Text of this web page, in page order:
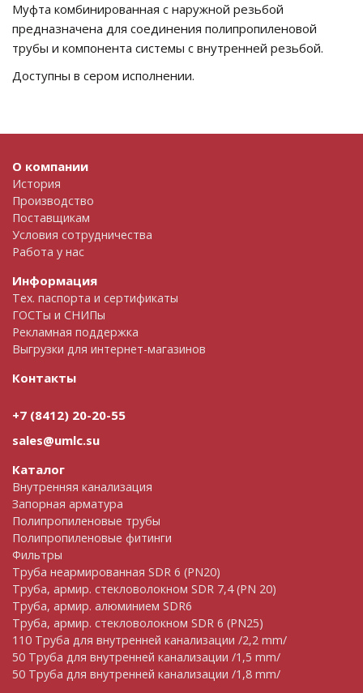
Муфта комбинированная с наружной резьбой
предназначена для соединения полипропиленовой
трубы и компонента системы с внутренней резьбой.
Доступны в сером исполнении.
О компании
История
Производство
Поставщикам
Условия сотрудничества
Работа у нас
Информация
Тех. паспорта и сертификаты
ГОСТы и СНИПы
Рекламная поддержка
Выгрузки для интернет-магазинов
Контакты
+7 (8412) 20-20-55
sales@umlc.su
Каталог
Внутренняя канализация
Запорная арматура
Полипропиленовые трубы
Полипропиленовые фитинги
Фильтры
Труба неармированная SDR 6 (PN20)
Труба, армир. cтекловолокном SDR 7,4 (PN 20)
Труба, армир. алюминием SDR6
Труба, армир. стекловолокном SDR 6 (PN25)
110 Труба для внутренней канализации /2,2 mm/
50 Труба для внутренней канализации /1,5 mm/
50 Труба для внутренней канализации /1,8 mm/